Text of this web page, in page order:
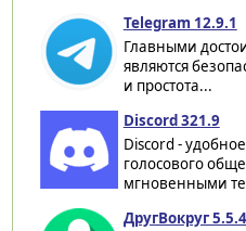
Telegram 12.9.1
Главными
являются
и простота...
Discord 321.9
Discord -
голосового
мгновенными
ДругВокруг 5.5.4